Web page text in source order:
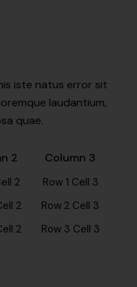
iste natus error sit
laudantium,
quae.
2 Column 3
2
Row 1 Cell 3
2
Row 2 Cell 3
2 Row 3 Cell 3